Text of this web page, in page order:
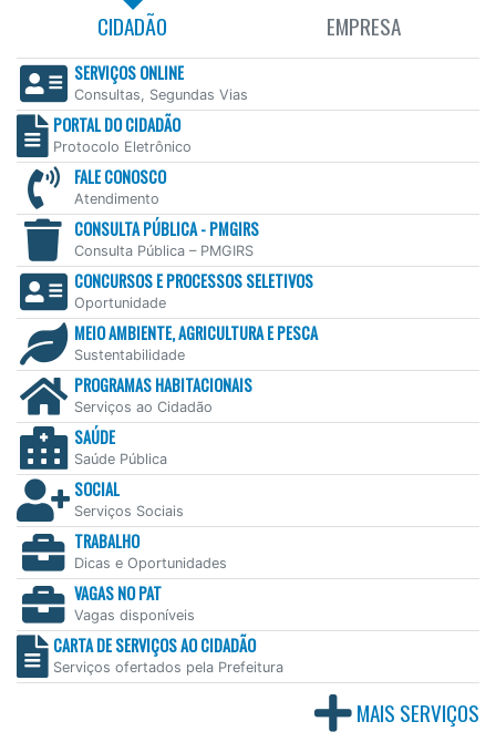
CIDADÃO EMPRESA
SERVIÇOS ONLINE
Consultas, Segundas Vias
PORTAL DO CIDADÃO
Protocolo Eletrônico
FALE CONOSCO
Atendimento
CONSULTA PÚBLICA - PMGIRS
Consulta Pública – PMGIRS
CONCURSOS E PROCESSOS SELETIVOS
Oportunidade
MEIO AMBIENTE, AGRICULTURA E PESCA
Sustentabilidade
PROGRAMAS HABITACIONAIS
Serviços ao Cidadão
SAÚDE
Saúde Pública
SOCIAL
Serviços Sociais
TRABALHO
Dicas e Oportunidades
VAGAS NO PAT
Vagas disponíveis
CARTA DE SERVIÇOS AO CIDADÃO
Serviços ofertados pela Prefeitura
MAIS SERVIÇOS